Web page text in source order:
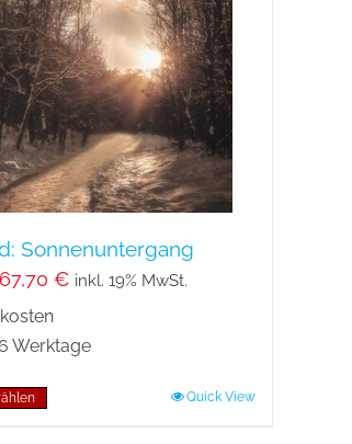
Sonnenuntergang
€ inkl. 19% MwSt.
Werktage
Quick View